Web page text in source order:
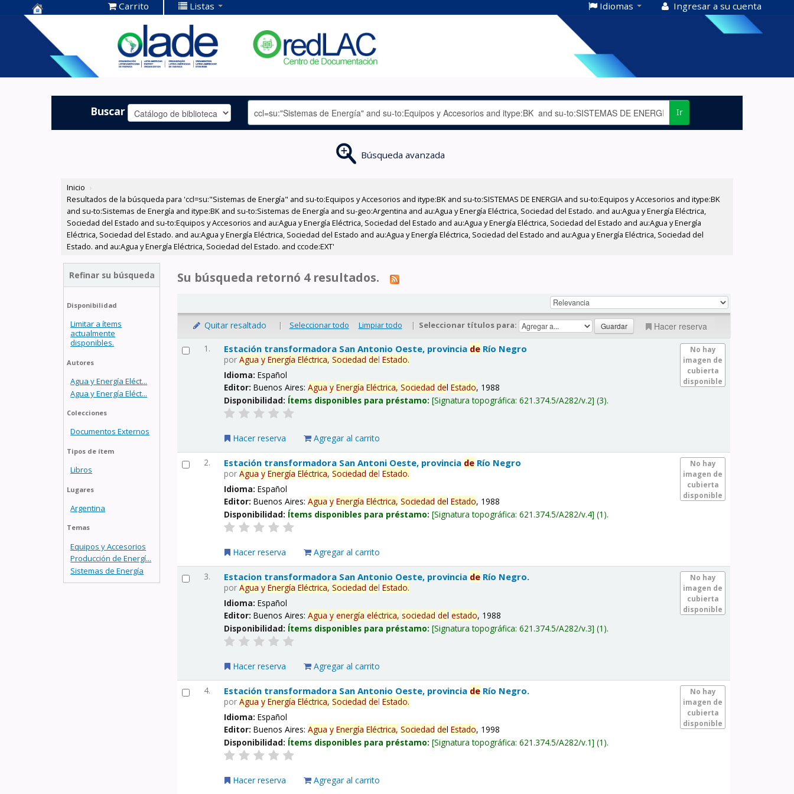
Centro de
Documentación
OLADE -
Carrito Listas Idiomas Ingresar a su cuenta
Buscar Ir
Búsqueda avanzada
Inicio ›
Resultados de la búsqueda para 'ccl=su:"Sistemas de Energía" and su-to:Equipos y Accesorios and itype:BK and su-to:SISTEMAS DE ENERGIA and su-to:Equipos y Accesorios and itype:BK
and su-to:Sistemas de Energía and itype:BK and su-to:Sistemas de Energía and su-geo:Argentina and au:Agua y Energía Eléctrica, Sociedad del Estado. and au:Agua y Energía Eléctrica,
Sociedad del Estado and su-to:Equipos y Accesorios and au:Agua y Energía Eléctrica, Sociedad del Estado and au:Agua y Energía Eléctrica, Sociedad del Estado and au:Agua y Energía
Eléctrica, Sociedad del Estado. and au:Agua y Energía Eléctrica, Sociedad del Estado and au:Agua y Energía Eléctrica, Sociedad del Estado and au:Agua y Energía Eléctrica, Sociedad del
Estado. and au:Agua y Energía Eléctrica, Sociedad del Estado. and ccode:EXT'
Refinar su búsqueda
Disponibilidad
Limitar a ítems
actualmente
disponibles.
Autores
Agua y Energía Eléct...
Agua y Energía Eléct...
Colecciones
Documentos Externos
Tipos de ítem
Libros
Lugares
Argentina
Temas
Equipos y Accesorios
Producción de Energí...
Sistemas de Energía
Su búsqueda retornó 4 resultados.
Quitar resaltado | Seleccionar todo Limpiar todo | Seleccionar títulos para: Hacer reserva
1.
No hay
imagen de
cubierta
disponible
Estación transformadora San Antonio Oeste, provincia de Río Negro
porAgua y Energía Eléctrica, Sociedad delEstado.
Idioma:Español
Editor:Buenos Aires:Agua y Energía Eléctrica, Sociedad delEstado, 1988
Disponibilidad: Ítems disponibles para préstamo: Signatura topográfica:621.374.5/A282/v.2 (3).
Hacer reserva Agregar al carrito
2.
No hay
imagen de
cubierta
disponible
Estación transformadora San Antoni Oeste, provincia de Río Negro
porAgua y Energía Eléctrica, Sociedad delEstado.
Idioma:Español
Editor:Buenos Aires:Agua y Energía Eléctrica, Sociedad delEstado, 1988
Disponibilidad: Ítems disponibles para préstamo: Signatura topográfica:621.374.5/A282/v.4 (1).
Hacer reserva Agregar al carrito
3.
No hay
imagen de
cubierta
disponible
Estacion transformadora San Antonio Oeste, provincia de Río Negro.
porAgua y Energía Eléctrica, Sociedad delEstado.
Idioma:Español
Editor:Buenos Aires:Agua y energía eléctrica, sociedad delestado, 1988
Disponibilidad: Ítems disponibles para préstamo: Signatura topográfica:621.374.5/A282/v.3 (1).
Hacer reserva Agregar al carrito
4.
No hay
imagen de
cubierta
disponible
Estación transformadora San Antonio Oeste, provincia de Río Negro.
porAgua y Energía Eléctrica, Sociedad delEstado.
Idioma:Español
Editor:Buenos Aires:Agua y Energía Eléctrica, Sociedad delEstado, 1998
Disponibilidad: Ítems disponibles para préstamo: Signatura topográfica:621.374.5/A282/v.1 (1).
Hacer reserva Agregar al carrito